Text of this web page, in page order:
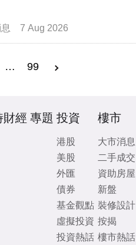
7 Aug 2026
… 99
財經 專題 投資
港股
美股
外匯
債券
基金觀點
虛擬投資
投資熱話
樓市
大市消息
二手成交
資助房屋
新盤
裝修設計
按揭
樓市熱話